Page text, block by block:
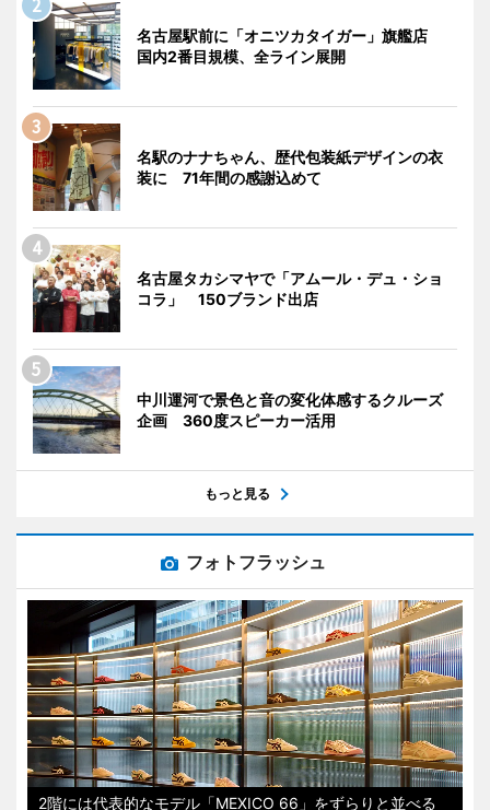
名古屋駅前に「オニツカタイガー」旗艦店
国内2番目規模、全ライン展開
名駅のナナちゃん、歴代包装紙デザインの衣
装に 71年間の感謝込めて
名古屋タカシマヤで「アムール・デュ・ショ
コラ」 150ブランド出店
中川運河で景色と音の変化体感するクルーズ
企画 360度スピーカー活用
もっと見る
フォトフラッシュ
2階には代表的なモデル「MEXICO 66」をずらりと並べる